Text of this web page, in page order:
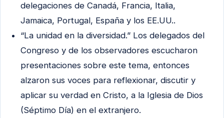
delegaciones de Canadá, Francia, Italia,
Jamaica, Portugal, España y los EE.UU..
“La unidad en la diversidad.” Los delegados del
Congreso y de los observadores escucharon
presentaciones sobre este tema, entonces
alzaron sus voces para reflexionar, discutir y
aplicar su verdad en Cristo, a la Iglesia de Dios
(Séptimo Día) en el extranjero.